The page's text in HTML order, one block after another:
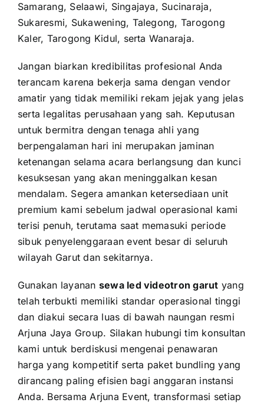
Samarang, Selaawi, Singajaya, Sucinaraja,
Sukaresmi, Sukawening, Talegong, Tarogong
Kaler, Tarogong Kidul, serta Wanaraja.
Jangan biarkan kredibilitas profesional Anda
terancam karena bekerja sama dengan vendor
amatir yang tidak memiliki rekam jejak yang jelas
serta legalitas perusahaan yang sah. Keputusan
untuk bermitra dengan tenaga ahli yang
berpengalaman hari ini merupakan jaminan
ketenangan selama acara berlangsung dan kunci
kesuksesan yang akan meninggalkan kesan
mendalam. Segera amankan ketersediaan unit
premium kami sebelum jadwal operasional kami
terisi penuh, terutama saat memasuki periode
sibuk penyelenggaraan event besar di seluruh
wilayah Garut dan sekitarnya.
Gunakan layanan sewa led videotron garut yang
telah terbukti memiliki standar operasional tinggi
dan diakui secara luas di bawah naungan resmi
Arjuna Jaya Group. Silakan hubungi tim konsultan
kami untuk berdiskusi mengenai penawaran
harga yang kompetitif serta paket bundling yang
dirancang paling efisien bagi anggaran instansi
Anda. Bersama Arjuna Event, transformasi setiap